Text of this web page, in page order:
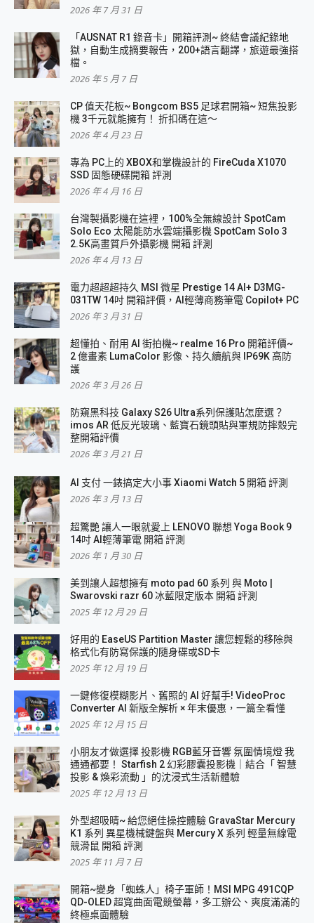
2026 年 7 月 31 日
「AUSNAT R1 錄音卡」開箱評測~ 終結會議紀錄地
獄，自動生成摘要報告，200+語言翻譯，旅遊最強搭
檔。
2026 年 5 月 7 日
CP 值天花板~ Bongcom BS5 足球君開箱~ 短焦投影
機 3千元就能擁有！ 折扣碼在這～
2026 年 4 月 23 日
專為 PC上的 XBOX和掌機設計的 FireCuda X1070
SSD 固態硬碟開箱 評測
2026 年 4 月 16 日
台灣製攝影機在這裡，100%全無線設計 SpotCam
Solo Eco 太陽能防水雲端攝影機 SpotCam Solo 3
2.5K高畫質戶外攝影機 開箱 評測
2026 年 4 月 13 日
電力超超超持久 MSI 微星 Prestige 14 AI+ D3MG-
031TW 14吋 開箱評價，AI輕薄商務筆電 Copilot+ PC
2026 年 3 月 31 日
超懂拍、耐用 AI 街拍機~ realme 16 Pro 開箱評價~
2 億畫素 LumaColor 影像、持久續航與 IP69K 高防
護
2026 年 3 月 26 日
防窺黑科技 Galaxy S26 Ultra系列保護貼怎麼選？
imos AR 低反光玻璃、藍寶石鏡頭貼與軍規防摔殼完
整開箱評價
2026 年 3 月 21 日
AI 支付 一錶搞定大小事 Xiaomi Watch 5 開箱 評測
2026 年 3 月 13 日
超驚艷 讓人一眼就愛上 LENOVO 聯想 Yoga Book 9
14吋 AI輕薄筆電 開箱 評測
2026 年 1 月 30 日
美到讓人超想擁有 moto pad 60 系列 與 Moto |
Swarovski razr 60 冰藍限定版本 開箱 評測
2025 年 12 月 29 日
好用的 EaseUS Partition Master 讓您輕鬆的移除與
格式化有防寫保護的隨身碟或SD卡
2025 年 12 月 19 日
一鍵修復模糊影片、舊照的 AI 好幫手! VideoProc
Converter AI 新版全解析 × 年末優惠，一篇全看懂
2025 年 12 月 15 日
小朋友才做選擇 投影機 RGB藍牙音響 氛圍情境燈 我
通通都要！ Starfish 2 幻彩膠囊投影機｜結合「 智慧
投影 & 煥彩流動 」的沈浸式生活新體驗
2025 年 12 月 13 日
外型超吸晴~ 給您絕佳操控體驗 GravaStar Mercury
K1 系列 異星機械鍵盤與 Mercury X 系列 輕量無線電
競滑鼠 開箱 評測
2025 年 11 月 7 日
開箱~變身「蜘蛛人」椅子軍師！MSI MPG 491CQP
QD-OLED 超寬曲面電競螢幕，多工辦公、爽度滿滿的
終極桌面體驗